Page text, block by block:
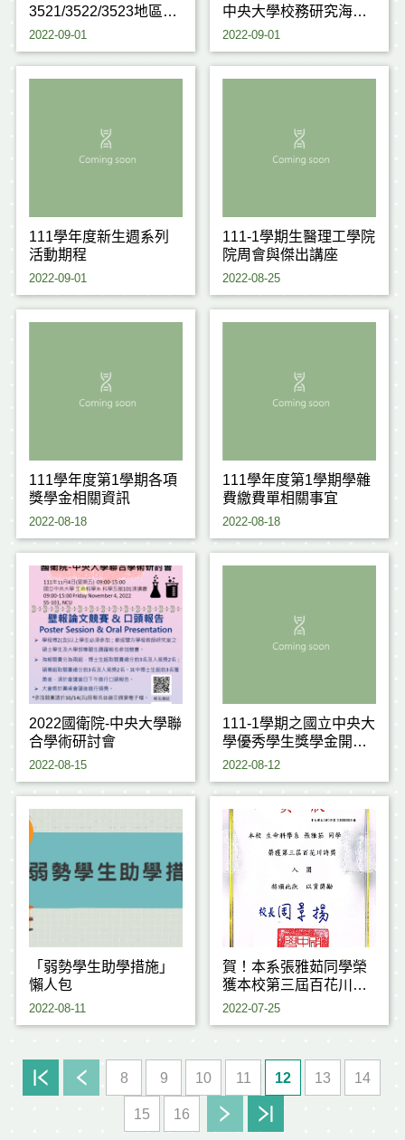
3521/3522/3523地區
2022-23年度生命橋樑
2022-09-01
中央大學校務研究海報
暨議題提案競賽
2022-09-01
111學年度新生週系列
活動期程
2022-09-01
111-1學期生醫理工學院
院周會與傑出講座
2022-08-25
111學年度第1學期各項
獎學金相關資訊
2022-08-18
111學年度第1學期學雜
費繳費單相關事宜
2022-08-18
2022國衛院-中央大學聯
合學術研討會
2022-08-15
111-1學期之國立中央大
學優秀學生獎學金開始
受理申請(The
Scholarship for
Excellent Students of
the new semester)
2022-08-12
「弱勢學生助學措施」
懶人包
2022-08-11
賀！本系張雅茹同學榮
獲本校第三屆百花川詩
獎
2022-07-25
8 9 10 11 12 13 14
15 16